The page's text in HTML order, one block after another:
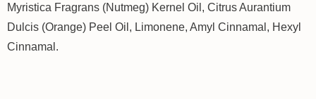
Myristica Fragrans (Nutmeg) Kernel Oil, Citrus Aurantium
Dulcis (Orange) Peel Oil, Limonene, Amyl Cinnamal, Hexyl
Cinnamal.